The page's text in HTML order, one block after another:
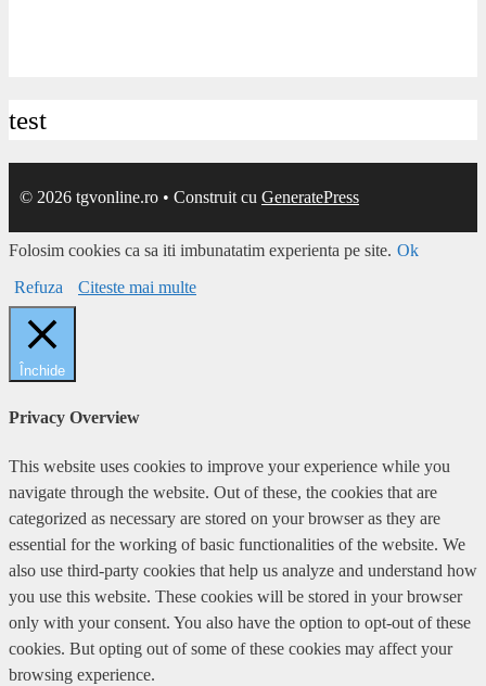
test
© 2026 tgvonline.ro • Construit cu GeneratePress
Folosim cookies ca sa iti imbunatatim experienta pe site. Ok
Refuza
Citeste mai multe
Închide
Privacy Overview
This website uses cookies to improve your experience while you
navigate through the website. Out of these, the cookies that are
categorized as necessary are stored on your browser as they are
essential for the working of basic functionalities of the website. We
also use third-party cookies that help us analyze and understand how
you use this website. These cookies will be stored in your browser
only with your consent. You also have the option to opt-out of these
cookies. But opting out of some of these cookies may affect your
browsing experience.